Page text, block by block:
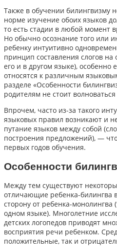
Также в обучении билингвизму
норме изучение обоих языков
то есть стадии в любой момент
Но обычно осознание того или
ребенку интуитивно
принцип составления слогов
его и в другом языке), особенно
относятся к различным
разделе «Особенности
родителям не стоит
Впрочем, часто из-за такого
языковых правил возникают и
путание языков между собой
построения предложений), —
первых годов обучения.
Особенности
Между тем существуют
отличающие ребенка-билингва
сторону от ребенка-монолингва
одном языке). Многолетние
детских логопедов приводят
восприятия речи ребенком.
положительные, так и